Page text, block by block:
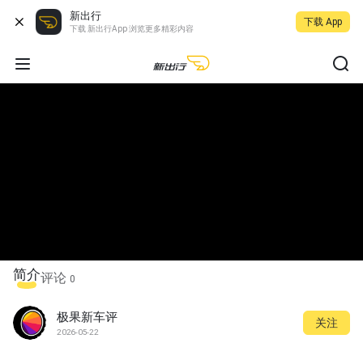
新出行
下载 新出行App 浏览更多精彩内容
下载 App
简介评论 0
极果新车评
2026-05-22
关注